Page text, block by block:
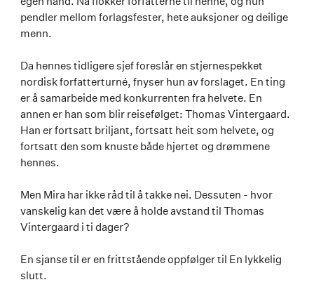
pendler mellom forlagsfester, hete auksjoner og deilige
menn.
Da hennes tidligere sjef foreslår en stjernespekket
nordisk forfatterturné, fnyser hun av forslaget. En ting
er å samarbeide med konkurrenten fra helvete. En
annen er han som blir reisefølget: Thomas Vintergaard.
Han er fortsatt briljant, fortsatt heit som helvete, og
fortsatt den som knuste både hjertet og drømmene
hennes.
Men Mira har ikke råd til å takke nei. Dessuten - hvor
vanskelig kan det være å holde avstand til Thomas
Vintergaard i ti dager?
En sjanse til er en frittstående oppfølger til En lykkelig
slutt.